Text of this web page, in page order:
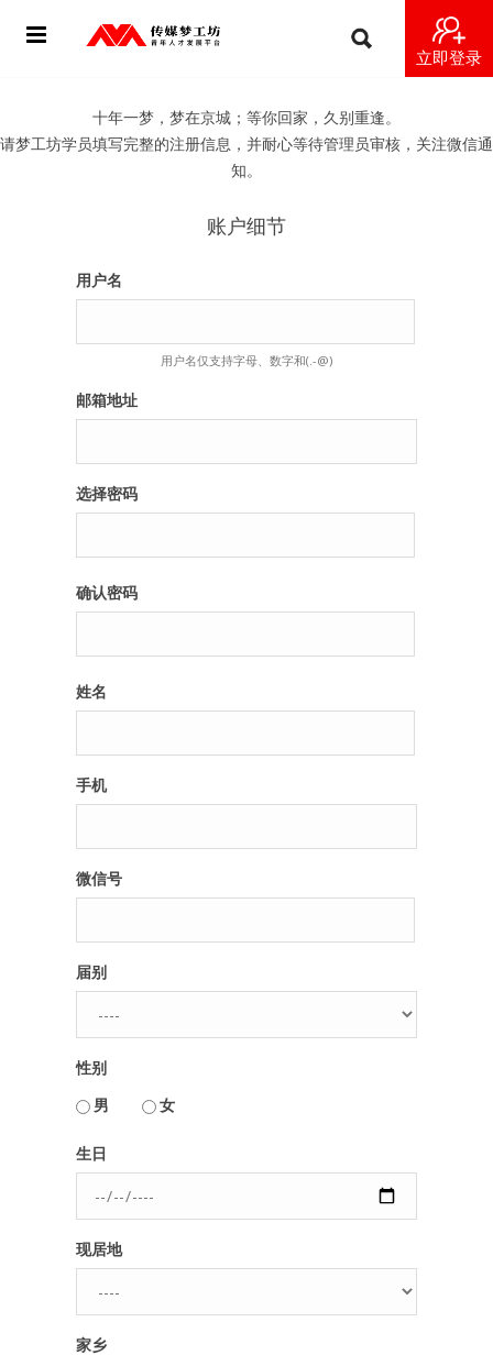
立即登录
用户名或Email
记住我的登录状态
纪录片2 青年人不同活法
出彩2016
辉煌2013
梦工坊圈
人脉圈
信息圈
品牌的力量
十年一梦，梦在京城；等你回家，久别重逢。
请梦工坊学员填写完整的注册信息，并耐心等待管理员审核，关注微信通
知。
账户细节
用户名
用户名仅支持字母、数字和(.-@)
邮箱地址
选择密码
确认密码
姓名
手机
微信号
届别
性别
男
女
生日
现居地
家乡